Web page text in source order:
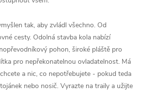
tak, aby zvládl všechno. Od
cesty. Odolná stavba kola nabízí
pohon, široké pláště pro
pro nepřekonatelnou ovladatelnost. Má
a nic, co nepotřebujete - pokud teda
nebo nosič. Vyrazte na traily a užijte